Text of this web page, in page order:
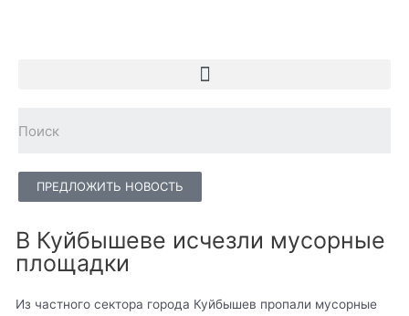
ПРЕДЛОЖИТЬ НОВОСТЬ
В Куйбышеве исчезли мусорные
площадки
Из частного сектора города Куйбышев пропали мусорные